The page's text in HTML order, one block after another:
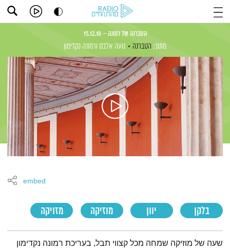
הטברנה של רמונה – 15.12.18
מתוך: הטברנה נועה אלבס ורמונה נקדימון
בלקן יוון מוזיקה מזויקה
embed
תמצית הפודקאסט
שעה של מוזיקה שמחה מכל קצווי תבל, בעריכת רמונה נקדימון